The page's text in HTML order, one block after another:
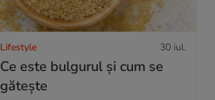
Lifestyle 30 iul.
Ce este bulgurul și cum se
gătește